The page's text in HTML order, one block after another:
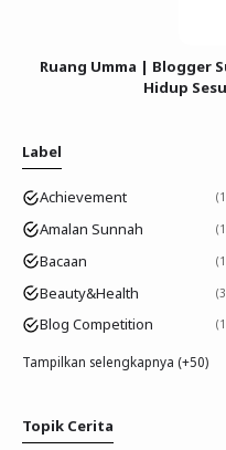
Ruang Umma | Blogger
Hidup
Label
Achievement 1
Amalan Sunnah 1
Bacaan 1
Beauty&Health 3
Blog Competition 1
Tampilkan selengkapnya (+50)
Topik Cerita